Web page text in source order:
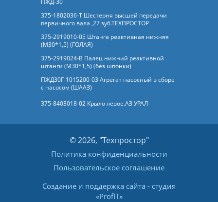
ПЖД-30
375-1802036-Т Шестерня высшей передачи
первичного вала ,27 зуб.ТЕХПРОСТОР
375-2919010-05 Штанга реактивная нижняя
(М30*1,5) (ГОЛАЯ)
375-2919024-В Палец нижний реактивной
штанги (М30*1,5) (без шпонки)
ПЖД30Г-1015200-03 Агрегат насосный в сборе
с насосом (ШААЗ)
375-8403018-02 Крыло левое.АЗ УРАЛ
© 2026, "Техпростор"
Политика конфиденциальности
Пользовательское соглашение
Создание и поддержка сайта - студия
«ProfIT»